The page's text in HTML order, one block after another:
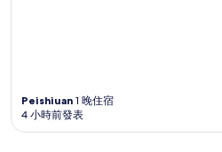
Peishiuan 1 晚住宿
4 小時前發表